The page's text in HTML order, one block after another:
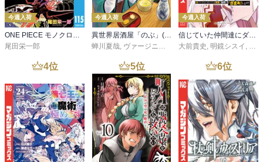
今週入荷
ONE PIECE モノクロ版 115
尾田栄一郎
今週入荷
異世界居酒屋「のぶ」(22)
蝉川夏哉, ヴァージニア二等兵 ,転
今週入荷
信じていた仲間達にダンジョン奥地で殺されかけたがギフト『無限ガチャ』でレベル９９９９の仲間達を手に入れて元パーティーメンバーと世界に復讐＆『ざまぁ！』します！（２３）
大前貴史 , 明鏡シスイ , ｔ
4位 5位 6位